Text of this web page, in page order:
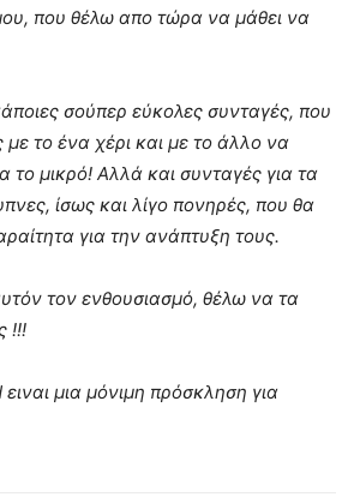
που θέλω απο τώρα να μάθει να
σούπερ εύκολες συνταγές, που
με το ένα χέρι και με το άλλο να
το μικρό! Αλλά και συνταγές για τα
ίσως και λίγο πονηρές, που θα
για την ανάπτυξη τους.
τον ενθουσιασμό, θέλω να τα
!!!
μια μόνιμη πρόσκληση για